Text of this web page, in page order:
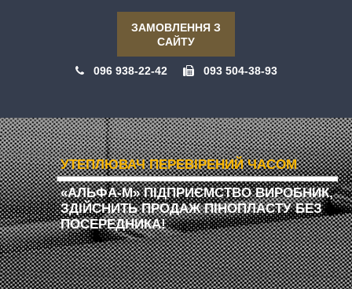
ЗАМОВЛЕННЯ З
САЙТУ
096 938-22-42 093 504-38-93
УТЕПЛЮВАЧ ПЕРЕВІРЕНИЙ ЧАСОМ
«АЛЬФА-М» ПІДПРИЄМСТВО ВИРОБНИК,
ЗДІЙСНИТЬ ПРОДАЖ ПІНОПЛАСТУ БЕЗ
ПОСЕРЕДНИКА!